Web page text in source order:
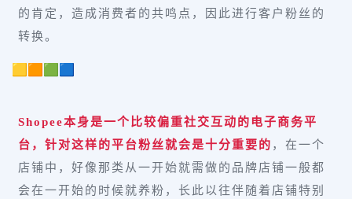
的肯定，造成消费者的共鸣点，因此进行客户粉丝的
转换。
🟨🟧🟩🟦
Shopee本身是一个比较偏重社交互动的电子商务平
台，针对这样的平台粉丝就会是十分重要的 ，在一个
店铺中，好像那类从一开始就需做的品牌店铺一般都
会在一开始的时候就养粉，长此以往伴随着店铺特别